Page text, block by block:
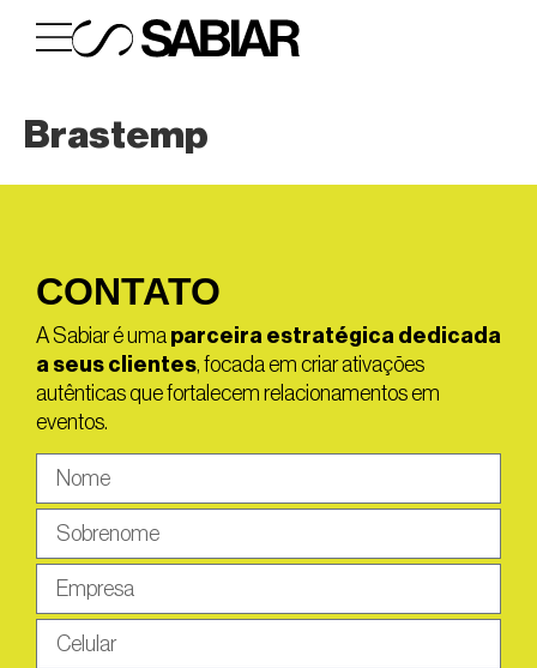
Brastemp
CONTATO
A Sabiar é uma parceira estratégica dedicada
a seus clientes, focada em criar ativações
autênticas que fortalecem relacionamentos em
eventos.